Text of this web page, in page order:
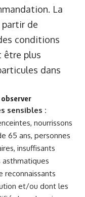
La
de
conditions
être plus
dans
sensibles :
nourrissons
65 ans, personnes
insuffisants
asthmatiques
reconnaissants
et/ou dont les